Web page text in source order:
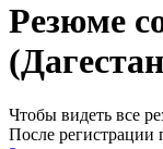
Резюме
Чтобы видеть все
После